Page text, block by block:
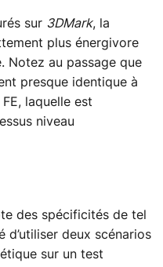
sur 3DMark, la
plus énergivore
Notez au passage que
presque identique à
laquelle est
niveau
des spécificités de tel
d’utiliser deux scénarios
sur un test